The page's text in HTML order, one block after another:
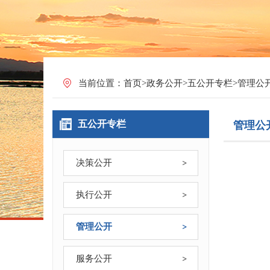
当前位置： 首页>政务公开>五公开专栏>管理公
五公开专栏
决策公开
执行公开
管理公开
服务公开
管理公